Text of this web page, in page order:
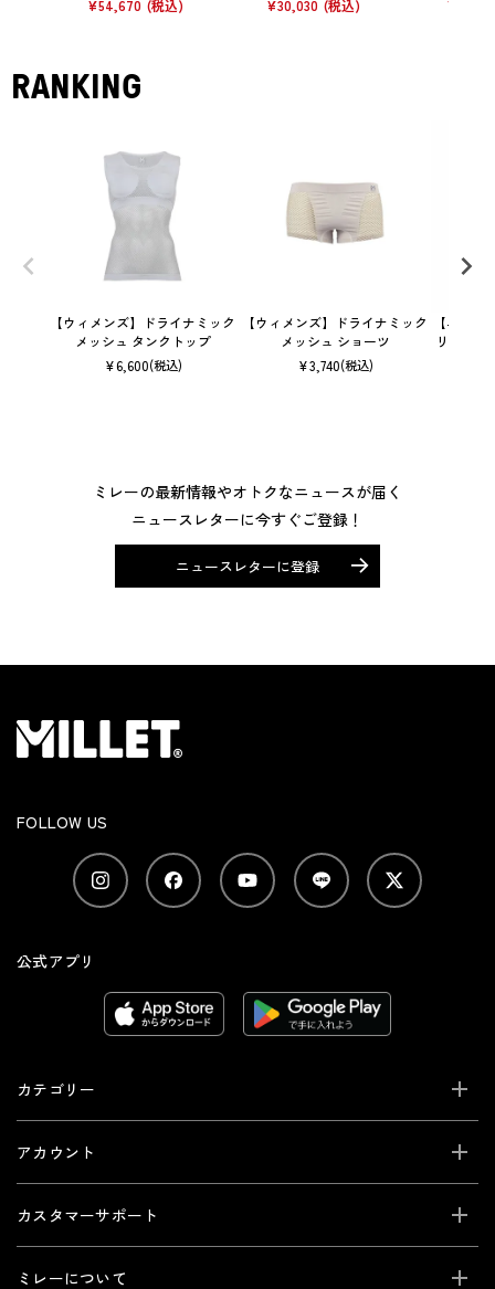
¥54,670 ¥30,030 ¥
RANKING
【ウィメンズ】ドライナミック
メッシュ タンクトップ
¥6,600(税込)
【ウィメンズ】ドライナミック
メッシュ ショーツ
¥3,740(税込)
【ユニ
リック
ミレーの最新情報やオトクなニュースが届く
ニュースレターに今すぐご登録！
ニュースレターに登録
FOLLOW US
公式アプリ
カテゴリー
アカウント
カスタマーサポート
ミレーについて